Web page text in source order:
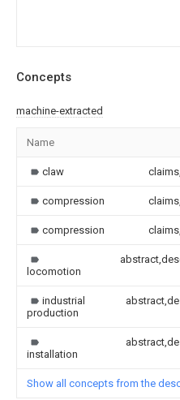
Concepts
machine-extracted
Name
claw
compression
compression
locomotion
industrial
production
installation
Show all concepts from the